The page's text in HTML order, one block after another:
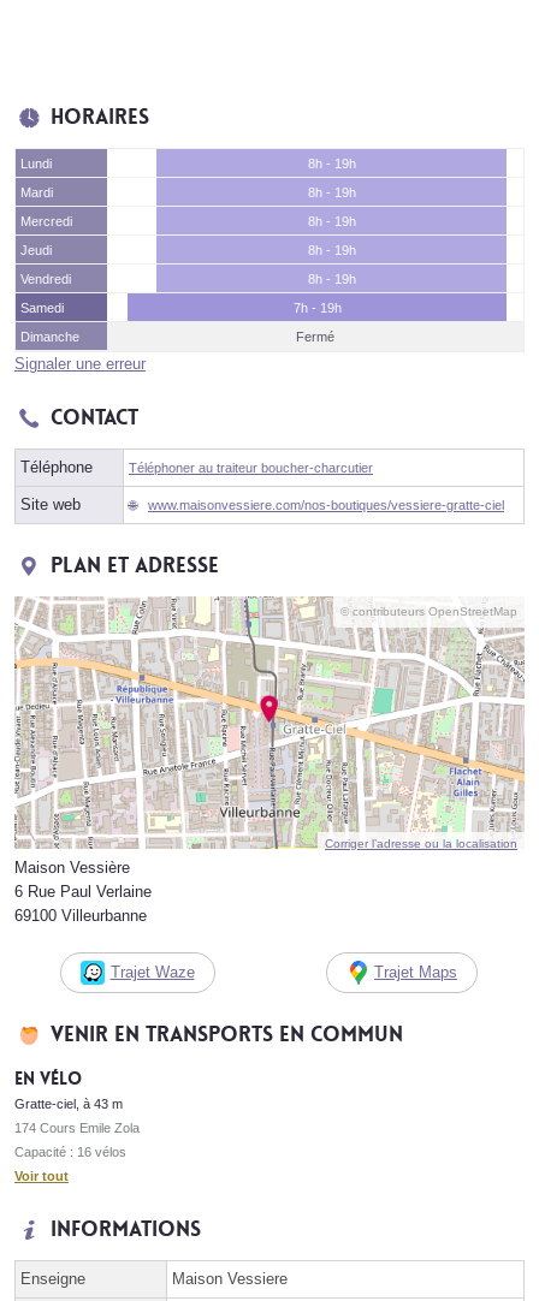
Horaires
Lundi
8h - 19h
Mardi
8h - 19h
Mercredi
8h - 19h
Jeudi
8h - 19h
Vendredi
8h - 19h
Samedi
7h - 19h
Dimanche
Fermé
Signaler une erreur
Contact
Téléphone Téléphoner au traiteur boucher-charcutier
Site web www.maisonvessiere.com/nos-boutiques/vessiere-gratte-ciel
Plan et adresse
© contributeurs OpenStreetMap
Corriger l’adresse ou la localisation
Maison Vessière
6 Rue Paul Verlaine
69100 Villeurbanne
Trajet Waze Trajet Maps
Venir en transports en commun
En vélo
Gratte-ciel, à 43 m
174 Cours Emile Zola
Capacité : 16 vélos
Voir tout
Informations
Enseigne Maison Vessiere